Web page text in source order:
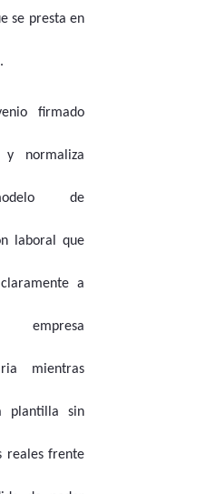
se presta en
firmado
y normaliza
de
laboral que
a
mientras
plantilla sin
reales frente